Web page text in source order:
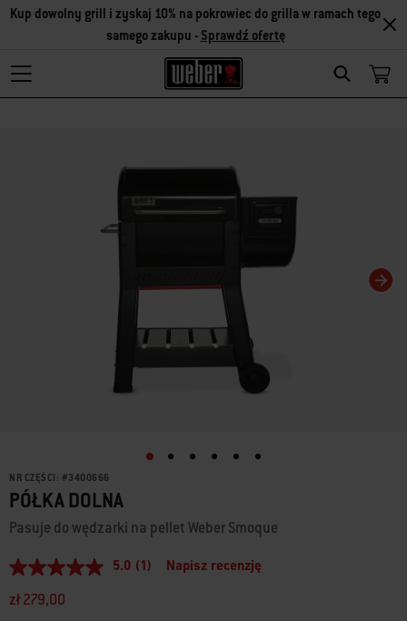
Search
Kup dowolny grill i zyskaj 10% na pokrowiec do grilla w ramach tego
samego zakupu - Sprawdź ofertę
NR CZĘŚCI: #3400666
PÓŁKA DOLNA
Pasuje do wędzarki na pellet Weber Smoque
5.0
5
5.0 (1) Napisz recenzję
zł 279,00